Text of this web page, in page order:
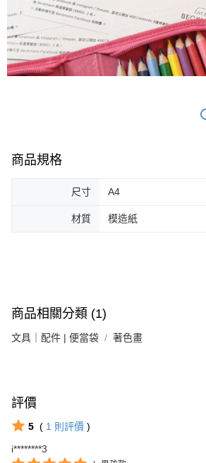
商品規格
尺寸 A4
材質 模造紙
商品相關分類 (1)
文具｜配件 | 便當袋 著色畫
評價
5 ( 1 則評價 )
i********3